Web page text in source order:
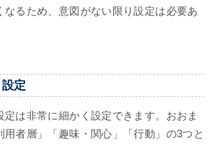
なるため、意図がない限り設定は必要あ
定
定は非常に細かく設定できます。おおま
用者層」「趣味・関心」「行動」の3つと